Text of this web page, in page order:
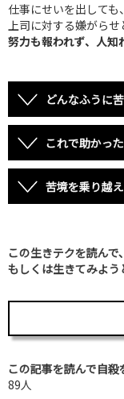
仕事にせいを出しても、
上司に対する嫌がらせ
努力も報われず、人知
どんなふうに
これで助かっ
苦境を乗り越
この生きテクを読んで
もしくは生きてみよう
この記事を読んで自殺
89人